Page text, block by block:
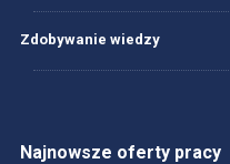
Zdobywanie wiedzy
Najnowsze oferty pracy